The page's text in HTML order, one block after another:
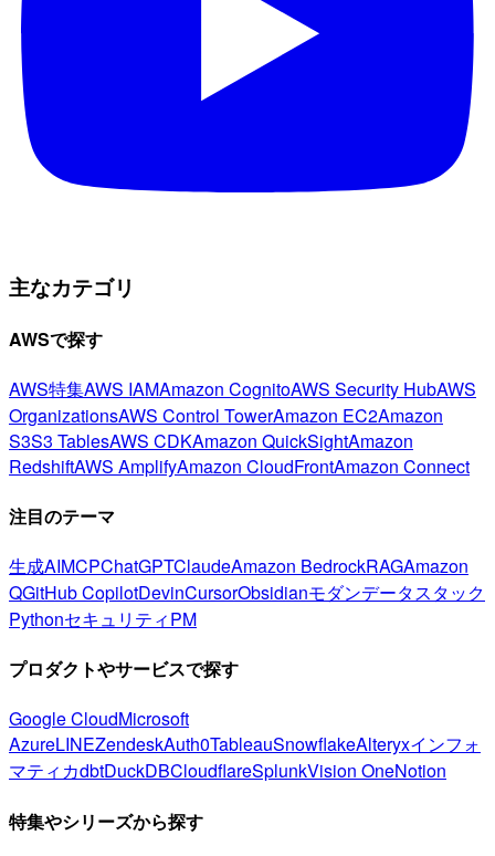
主なカテゴリ
AWSで探す
AWS特集AWS IAMAmazon CognitoAWS Security HubAWS
OrganizationsAWS Control TowerAmazon EC2Amazon
S3S3 TablesAWS CDKAmazon QuickSightAmazon
RedshiftAWS AmplifyAmazon CloudFrontAmazon Connect
注目のテーマ
生成AIMCPChatGPTClaudeAmazon BedrockRAGAmazon
QGitHub CopilotDevinCursorObsidianモダンデータスタック
PythonセキュリティPM
プロダクトやサービスで探す
Google CloudMicrosoft
AzureLINEZendeskAuth0TableauSnowflakeAlteryxインフォ
マティカdbtDuckDBCloudflareSplunkVision OneNotion
特集やシリーズから探す